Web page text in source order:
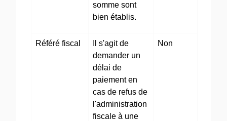
somme sont
bien établis.
Référé fiscal
Il s'agit de
demander un
délai de
paiement en
cas de refus de
l'administration
fiscale à une
Non